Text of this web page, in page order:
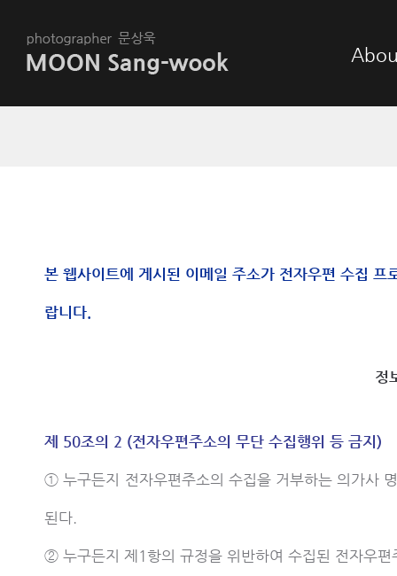
본 웹사이트에 게시된 이메일 주소가 전자우편 수집
랍니다.
정
제 50조의 2 (전자우편주소의 무단 수집행위 등 금지)
① 누구든지 전자우편주소의 수집을 거부하는 의가사
된다.
② 누구든지 제1항의 규정을 위반하여 수집된 전자우편